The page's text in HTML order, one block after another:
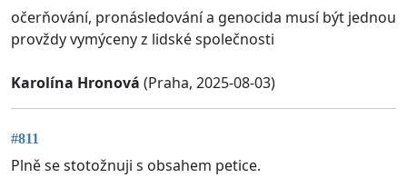
očerňování, pronásledování a genocida musí být jednou
provždy vymýceny z lidské společnosti
Karolína Hronová (Praha, 2025-08-03)
#811
Plně se stotožnuji s obsahem petice.